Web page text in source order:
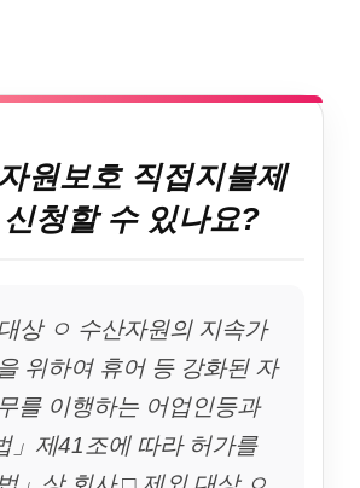
원보호 직접지불제
청할 수 있나요?
상 ㅇ 수산자원의 지속가
위하여 휴어 등 강화된 자
를 이행하는 어업인등과
」제41조에 따라 허가를